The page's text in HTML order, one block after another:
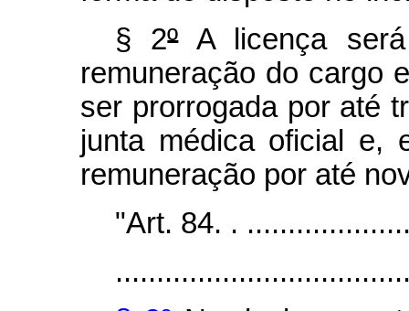
§ 2ºA licença será
remuneração do cargo
ser prorrogada por até
junta médica oficial e,
remuneração por até
"Art. 84. .